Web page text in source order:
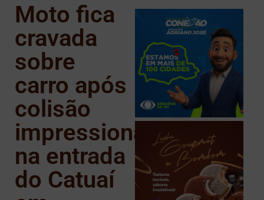
Moto fica
cravada
sobre
carro após
colisão
impressionante
na entrada
do Catuaí